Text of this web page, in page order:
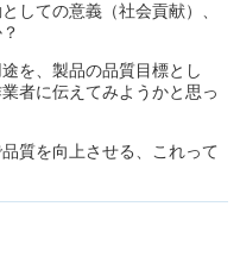
しての意義（社会貢献）、
を、製品の品質目標とし
者に伝えてみようかと思っ
質を向上させる、これって